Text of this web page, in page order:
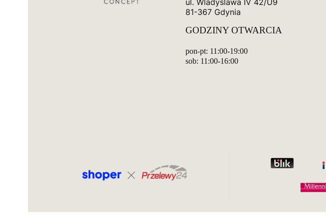
ul. Wladyslawa IV 42/U9
81-367 Gdynia
GODZINY OTWARCIA
pon-pt: 11:00-19:00
sob: 11:00-16:00